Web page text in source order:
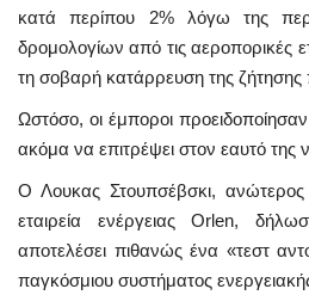
κατά περίπου 2% λόγω της
δρομολογίων από τις αεροπορικές
τη σοβαρή κατάρρευση της
Ωστόσο, οι έμποροι
ακόμα να επιτρέψει στον εαυτό της
Ο Λουκας Στουπσέβσκι,
εταιρεία ενέργειας Orlen,
αποτελέσει πιθανώς ένα «τεστ
παγκόσμιου συστήματος